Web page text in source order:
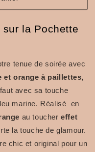
la Pochette
tenue de soirée avec
et orange à paillettes,
avec sa touche
marine. Réalisé en
au touchereffet
la touche de glamour.
chic et original pour un